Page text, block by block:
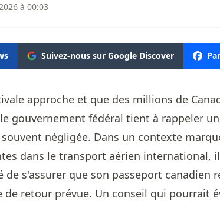
à 00:03
Suivez-nous sur Google Discover
approche et que des millions de
gouvernement fédéral tient à rappeler
négligée. Dans un contexte
dans le transport aérien international,
s'assurer que son passeport canadien
de retour prévue. Un conseil qui pourrait